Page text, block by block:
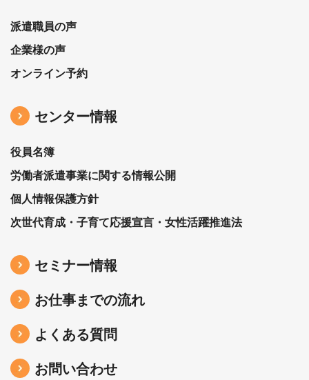
派遣職員の声
企業様の声
オンライン予約
センター情報
役員名簿
労働者派遣事業に関する情報公開
個人情報保護方針
次世代育成・子育て応援宣言・女性活躍推進法
セミナー情報
お仕事までの流れ
よくある質問
お問い合わせ